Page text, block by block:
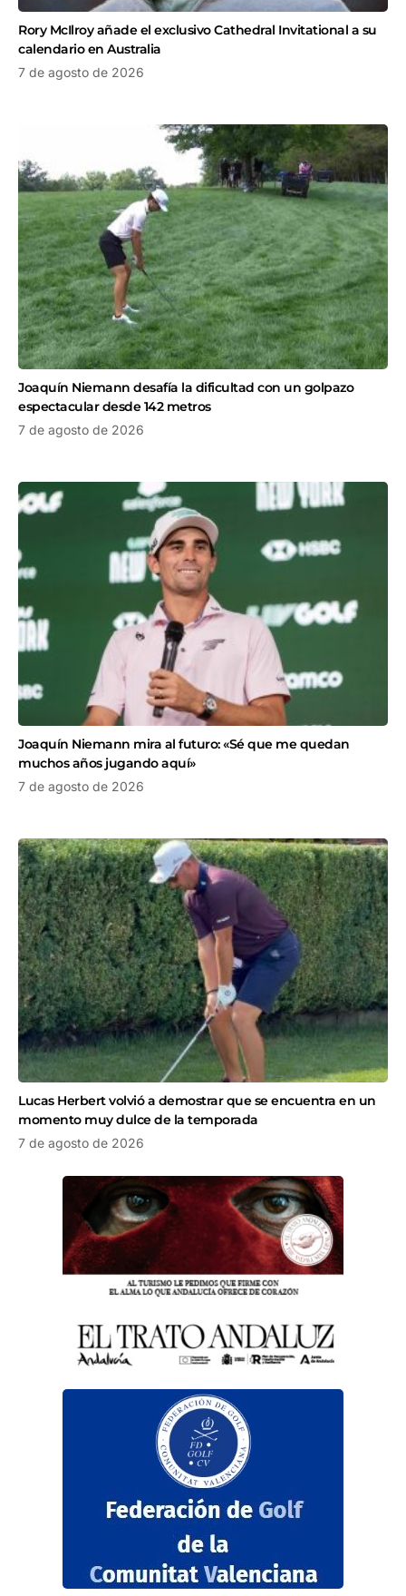
Rory McIlroy añade el exclusivo Cathedral Invitational a su
calendario en Australia
7 de agosto de 2026
Joaquín Niemann desafía la dificultad con un golpazo
espectacular desde 142 metros
7 de agosto de 2026
Joaquín Niemann mira al futuro: «Sé que me quedan
muchos años jugando aquí»
7 de agosto de 2026
Lucas Herbert volvió a demostrar que se encuentra en un
momento muy dulce de la temporada
7 de agosto de 2026